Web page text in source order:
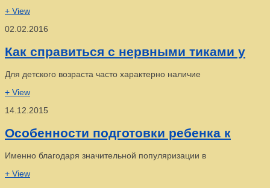
+ View
02.02.2016
Как справиться с нервными тиками у
Для детского возраста часто характерно наличие
+ View
14.12.2015
Особенности подготовки ребенка к
Именно благодаря значительной популяризации в
+ View